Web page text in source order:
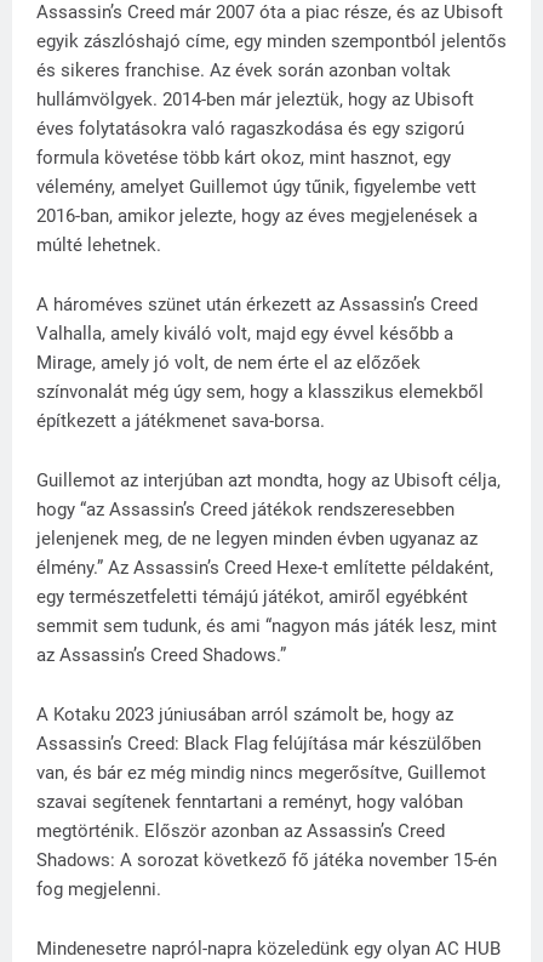
Assassin’s Creed már 2007 óta a piac része, és az Ubisoft
egyik zászlóshajó címe, egy minden szempontból jelentős
és sikeres franchise. Az évek során azonban voltak
hullámvölgyek. 2014-ben már jeleztük, hogy az Ubisoft
éves folytatásokra való ragaszkodása és egy szigorú
formula követése több kárt okoz, mint hasznot, egy
vélemény, amelyet Guillemot úgy tűnik, figyelembe vett
2016-ban, amikor jelezte, hogy az éves megjelenések a
múlté lehetnek.
A hároméves szünet után érkezett az Assassin’s Creed
Valhalla, amely kiváló volt, majd egy évvel később a
Mirage, amely jó volt, de nem érte el az előzőek
színvonalát még úgy sem, hogy a klasszikus elemekből
építkezett a játékmenet sava-borsa.
Guillemot az interjúban azt mondta, hogy az Ubisoft célja,
hogy “az Assassin’s Creed játékok rendszeresebben
jelenjenek meg, de ne legyen minden évben ugyanaz az
élmény.” Az Assassin’s Creed Hexe-t említette példaként,
egy természetfeletti témájú játékot, amiről egyébként
semmit sem tudunk, és ami “nagyon más játék lesz, mint
az Assassin’s Creed Shadows.”
A Kotaku 2023 júniusában arról számolt be, hogy az
Assassin’s Creed: Black Flag felújítása már készülőben
van, és bár ez még mindig nincs megerősítve, Guillemot
szavai segítenek fenntartani a reményt, hogy valóban
megtörténik. Először azonban az Assassin’s Creed
Shadows: A sorozat következő fő játéka november 15-én
fog megjelenni.
Mindenesetre napról-napra közeledünk egy olyan AC HUB